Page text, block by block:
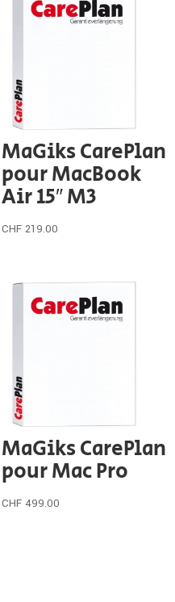
MaGiks CarePlan
pour MacBook
Air 15″ M3
CHF 219.00
MaGiks CarePlan
pour Mac Pro
CHF 499.00